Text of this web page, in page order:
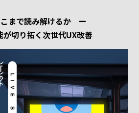
まで読み解けるか ー
が切り拓く次世代UX改善